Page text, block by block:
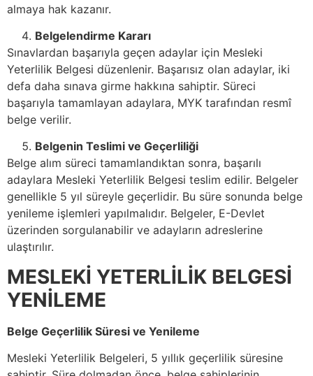
almaya hak kazanır.
Belgelendirme Kararı
Sınavlardan başarıyla geçen adaylar için Mesleki
Yeterlilik Belgesi düzenlenir. Başarısız olan adaylar, iki
defa daha sınava girme hakkına sahiptir. Süreci
başarıyla tamamlayan adaylara, MYK tarafından resmî
belge verilir.
Belgenin Teslimi ve Geçerliliği
Belge alım süreci tamamlandıktan sonra, başarılı
adaylara Mesleki Yeterlilik Belgesi teslim edilir. Belgeler
genellikle 5 yıl süreyle geçerlidir. Bu süre sonunda belge
yenileme işlemleri yapılmalıdır. Belgeler, E-Devlet
üzerinden sorgulanabilir ve adayların adreslerine
ulaştırılır.
MESLEKİ YETERLİLİK BELGESİ
YENİLEME
Belge Geçerlilik Süresi ve Yenileme
Mesleki Yeterlilik Belgeleri, 5 yıllık geçerlilik süresine